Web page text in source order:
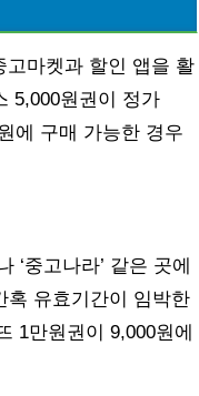
고마켓과 할인 앱을 활
5,000원권이 정가
에 구매 가능한 경우
‘중고나라’ 같은 곳에
혹 유효기간이 임박한
1만원권이 9,000원에